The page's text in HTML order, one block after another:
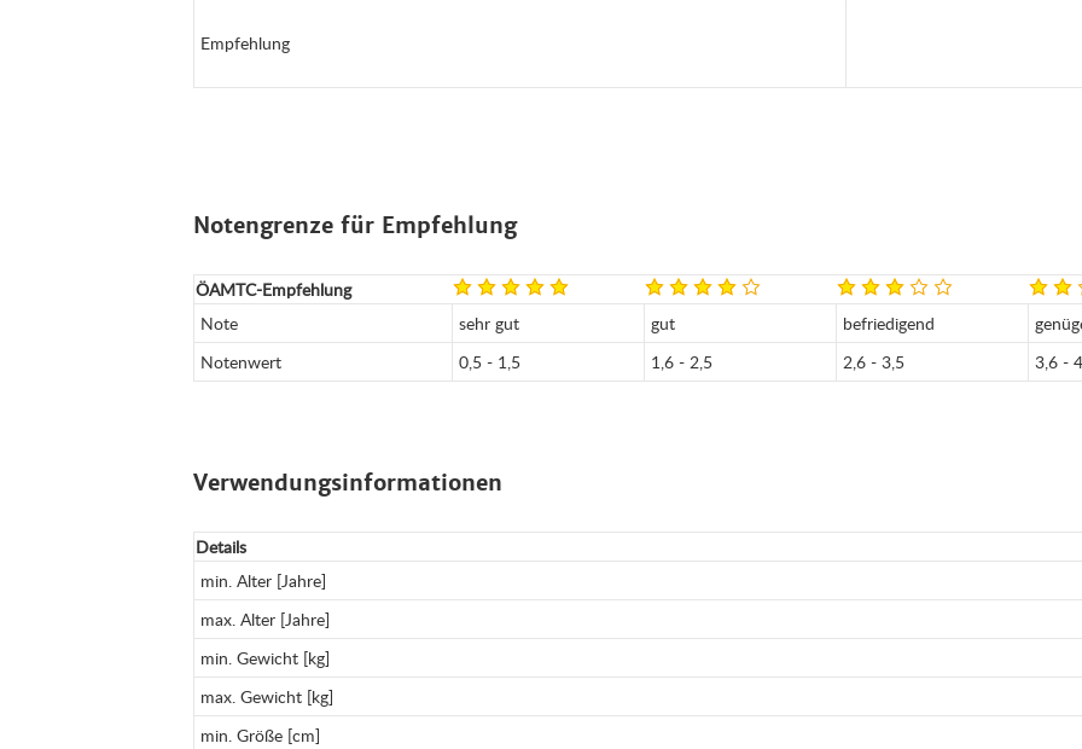
Empfehlung
Notengrenze für Empfehlung
ÖAMTC-Empfehlung
Note
sehr gut gut befriedigend
Notenwert
0,5 - 1,5 1,6 - 2,5 2,6 - 3,5 3,6 -
Verwendungsinformationen
Details
min. Alter [Jahre]
max. Alter [Jahre]
min. Gewicht [kg]
max. Gewicht [kg]
min. Größe [cm]